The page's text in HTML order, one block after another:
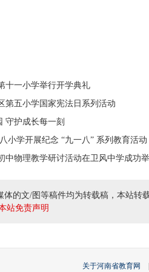
十一小学举行开学典礼
五小学国家宪法日系列活动
守护成长每一刻
学开展纪念 “九一八” 系列教育活动
物理教学研讨活动在卫风中学成功
体的文/图等稿件均为转载稿，本站转
站免责声明
关于河南省教育网